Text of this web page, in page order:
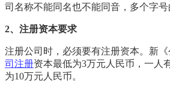
司名称不能同名也不能同音，多个字号
2、注册资本要求
注册公司时，必须要有注册资本。新
司注册资本最低为3万元人民币，一人
为10万元人民币。